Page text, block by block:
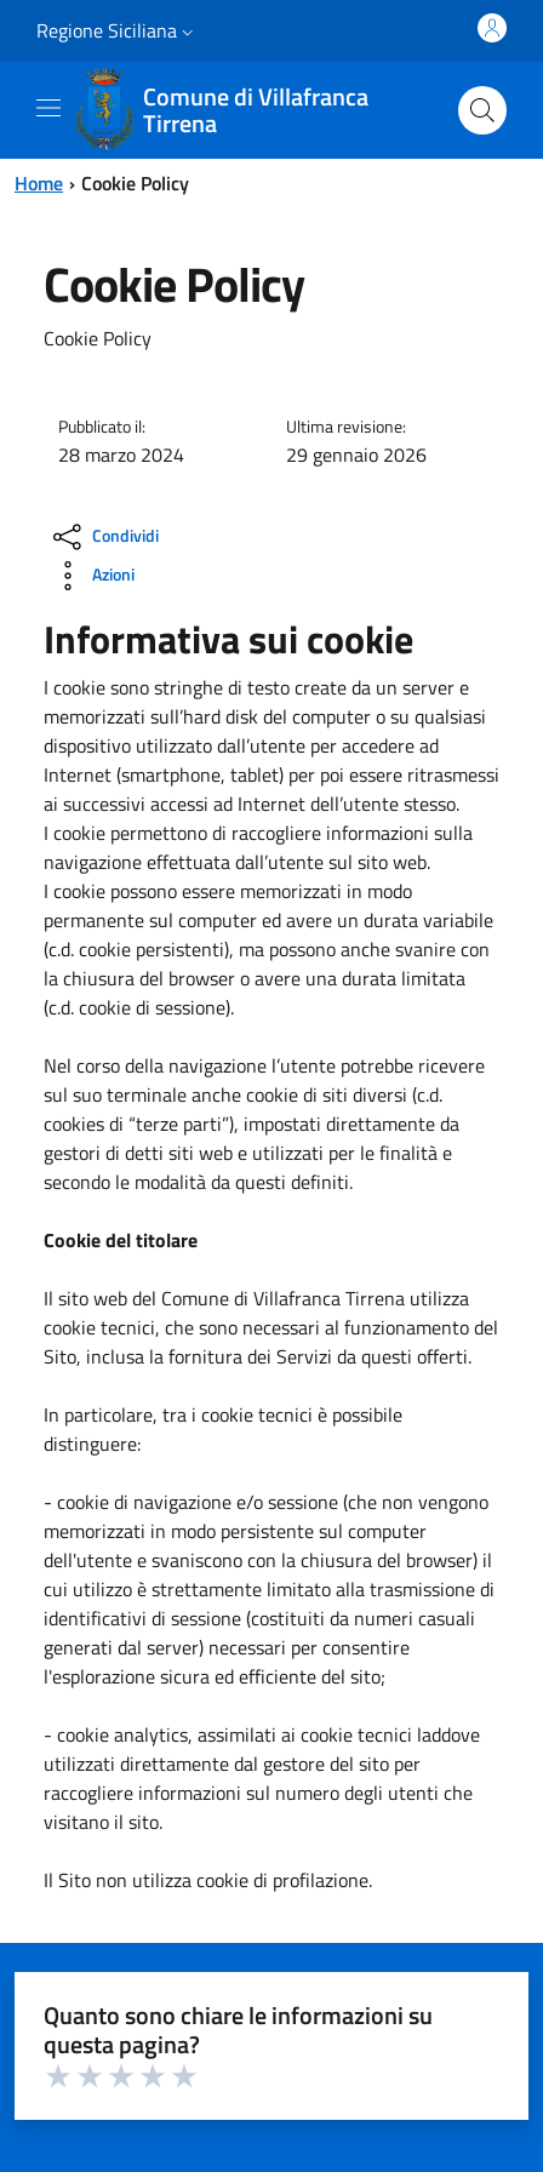
Regione Siciliana
Comune di Villafranca
Tirrena
Home Cookie Policy
Cookie Policy
Cookie Policy
Pubblicato il:
28 marzo 2024
Ultima revisione:
29 gennaio 2026
Condividi
Azioni
Informativa sui cookie
I cookie sono stringhe di testo create da un server e
memorizzati sull’hard disk del computer o su qualsiasi
dispositivo utilizzato dall’utente per accedere ad
Internet (smartphone, tablet) per poi essere ritrasmessi
ai successivi accessi ad Internet dell’utente stesso.
I cookie permettono di raccogliere informazioni sulla
navigazione effettuata dall’utente sul sito web.
I cookie possono essere memorizzati in modo
permanente sul computer ed avere un durata variabile
(c.d. cookie persistenti), ma possono anche svanire con
la chiusura del browser o avere una durata limitata
(c.d. cookie di sessione).
Nel corso della navigazione l’utente potrebbe ricevere
sul suo terminale anche cookie di siti diversi (c.d.
cookies di “terze parti”), impostati direttamente da
gestori di detti siti web e utilizzati per le finalità e
secondo le modalità da questi definiti.
Cookie del titolare
Il sito web del Comune di Villafranca Tirrena utilizza
cookie tecnici, che sono necessari al funzionamento del
Sito, inclusa la fornitura dei Servizi da questi offerti.
In particolare, tra i cookie tecnici è possibile
distinguere:
- cookie di navigazione e/o sessione (che non vengono
memorizzati in modo persistente sul computer
dell'utente e svaniscono con la chiusura del browser) il
cui utilizzo è strettamente limitato alla trasmissione di
identificativi di sessione (costituiti da numeri casuali
generati dal server) necessari per consentire
l'esplorazione sicura ed efficiente del sito;
- cookie analytics, assimilati ai cookie tecnici laddove
utilizzati direttamente dal gestore del sito per
raccogliere informazioni sul numero degli utenti che
visitano il sito.
Il Sito non utilizza cookie di profilazione.
Quanto sono chiare le informazioni su
questa pagina?